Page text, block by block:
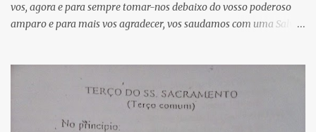
i
o
vos, agora e para sempre tomar-nos debaixo do vosso poderoso
amparo e para mais vos agradecer, vos saudamos com uma Salve
lágrimas. Eia, pois, Advogada nossa, estes vossos olhos
misericordiosos a nós volvei, e depois deste desterro, mostrai-nos
Jesus. Bendito é o fruto do vosso ventre, ó clemente, ó piedosa, ó